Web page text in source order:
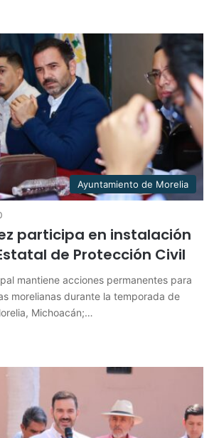
Ayuntamiento de Morelia
participa en instalación
de Protección Civil
mantiene acciones permanentes para
morelianas durante la temporada de
Michoacán;…